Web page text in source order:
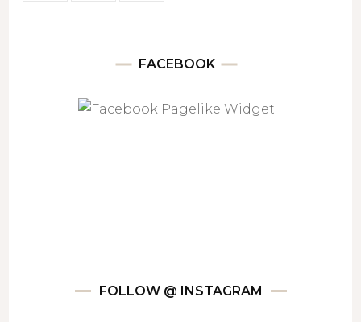
FACEBOOK
FOLLOW @ INSTAGRAM